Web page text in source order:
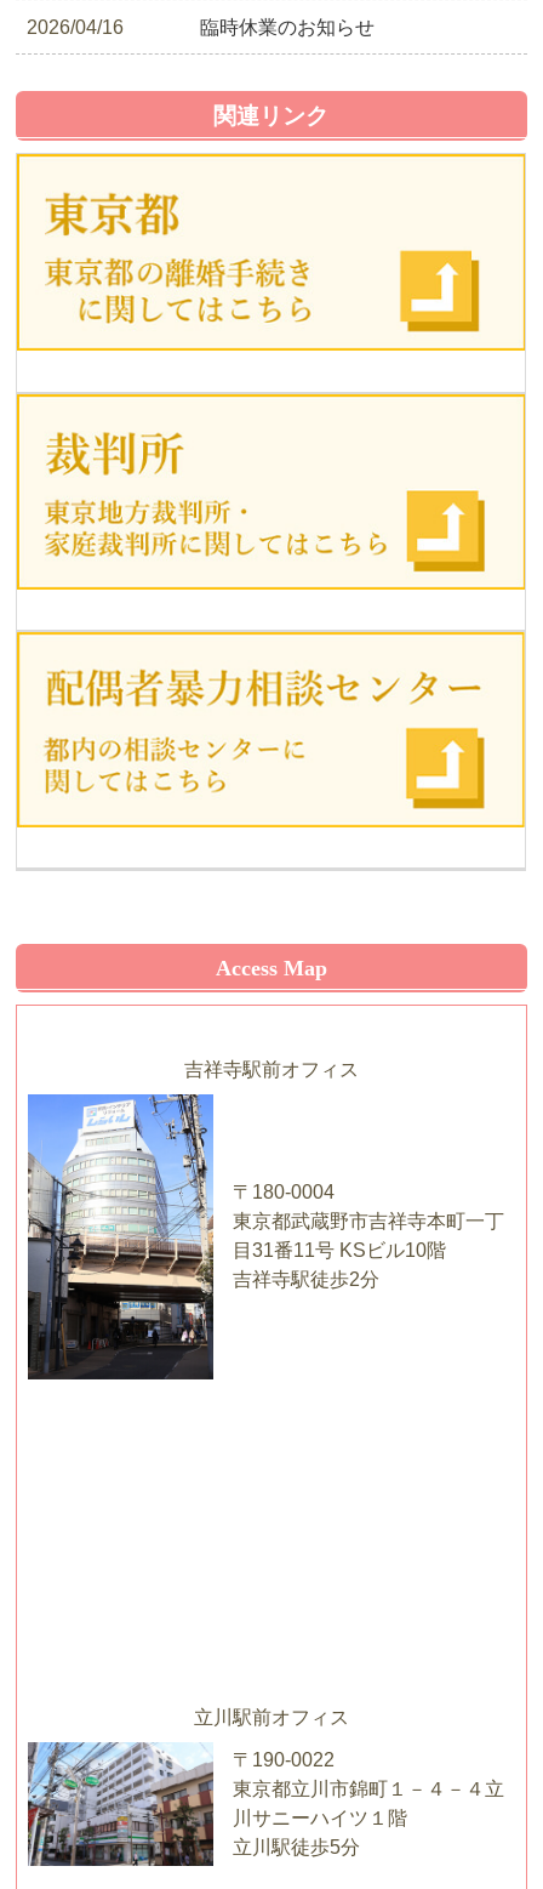
2026/04/16 臨時休業のお知らせ
関連リンク
Access Map
吉祥寺駅前オフィス
〒180-0004
東京都武蔵野市吉祥寺本町一丁
目31番11号 KSビル10階
吉祥寺駅徒歩2分
立川駅前オフィス
〒190-0022
東京都立川市錦町１－４－４立
川サニーハイツ１階
立川駅徒歩5分